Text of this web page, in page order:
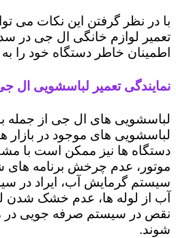
با در نظر گرفتن این نکات می
تعمیر لوازم خانگی ال جی در
اطمینان خاطر دستگاه خود را به
نمایندگی تعمیر لباسشویی ال
لباسشویی های ال جی از جمله
لباسشویی های موجود در بازار
دستگاه ها نیز ممکن است با
موتور، عدم چرخش برنامه
سیستم گرمایش آب، ایراد در
آب از لوله ها، عدم خشک شدن
نقص در سیستم صرفه جویی
شوند.